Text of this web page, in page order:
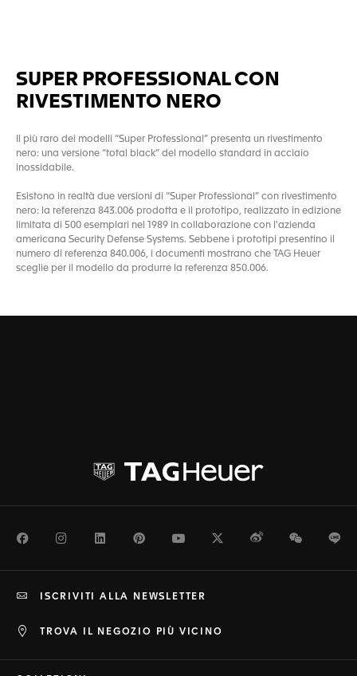
SUPER PROFESSIONAL CON
RIVESTIMENTO NERO
Il più raro dei modelli “Super Professional” presenta un rivestimento
nero: una versione “total black” del modello standard in acciaio
inossidabile.
Esistono in realtà due versioni di “Super Professional” con rivestimento
nero: la referenza 843.006 prodotta e il prototipo, realizzato in edizione
limitata di 500 esemplari nel 1989 in collaborazione con l'azienda
americana Security Defense Systems. Sebbene i prototipi presentino il
numero di referenza 840.006, i documenti mostrano che TAG Heuer
sceglie per il modello da produrre la referenza 850.006.
FacebookInstagramLinkedInPinterestYoutubeTwitterWeiboWeChat
TROVA IL NEGOZIO PIÙ VICINO
ISCRIVITI ALLA NEWSLETTER